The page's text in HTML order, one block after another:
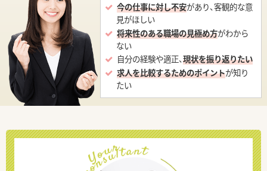
今の仕事に対し不安があり、客観的な意
見がほしい
将来性のある職場の見極め方がわから
ない
自分の経験や適正、現状を振り返りたい
求人を比較するためのポイントが知り
たい